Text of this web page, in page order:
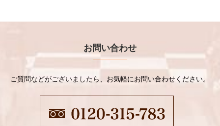
お問い合わせ
ご質問などがございましたら、お気軽にお問い合わせください。